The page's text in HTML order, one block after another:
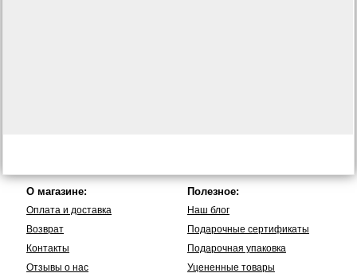
О магазине:
Оплата и доставка
Возврат
Контакты
Отзывы о нас
Полезное:
Наш блог
Подарочные сертификаты
Подарочная упаковка
Уцененные товары